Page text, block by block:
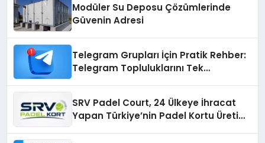
Modüler Su Deposu Çözümlerinde
Güvenin Adresi
Telegram Grupları İçin Pratik Rehber:
Telegram Topluluklarını Tek
SRV Padel Court, 24 Ülkeye İhracat
Yapan Türkiye’nin Padel Kortu Üretim